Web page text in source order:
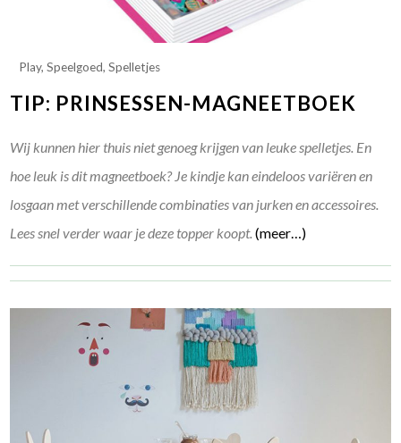
Play,Speelgoed,Spelletjes
TIP: PRINSESSEN-MAGNEETBOEK
Wij kunnen hier thuis niet genoeg krijgen van leuke spelletjes. En
hoe leuk is dit magneetboek? Je kindje kan eindeloos variëren en
losgaan met verschillende combinaties van jurken en accessoires.
Lees snel verder waar je deze topper koopt. (meer…)